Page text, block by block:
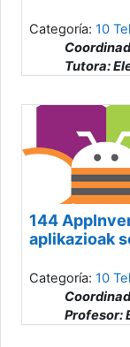
Categoría: 10
Tutora:
144
aplikazioak
Categoría: 10
Profesor: